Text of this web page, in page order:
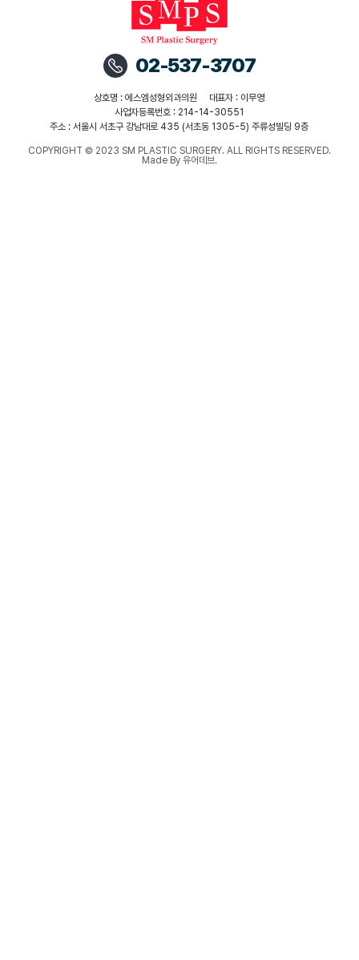
02-537-3707
상호명 : 에스엠성형외과의원
대표자 : 이무영
사업자등록번호 : 214-14-30551
주소 : 서울시 서초구 강남대로 435 (서초동 1305-5) 주류성빌딩 9층
COPYRIGHT © 2023 SM PLASTIC SURGERY. ALL RIGHTS RESERVED.
Made By 유어데브.